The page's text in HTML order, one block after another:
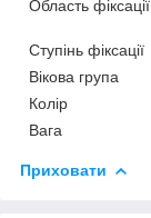
Область фіксації
Ступінь фіксації
Вікова група
Колір
Вага
Приховати